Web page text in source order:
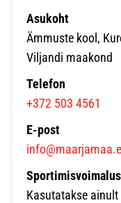
Asukoht
Ämmuste kool,
Viljandi maakond
Telefon
+372 503 4561
E-post
Kasutatakse